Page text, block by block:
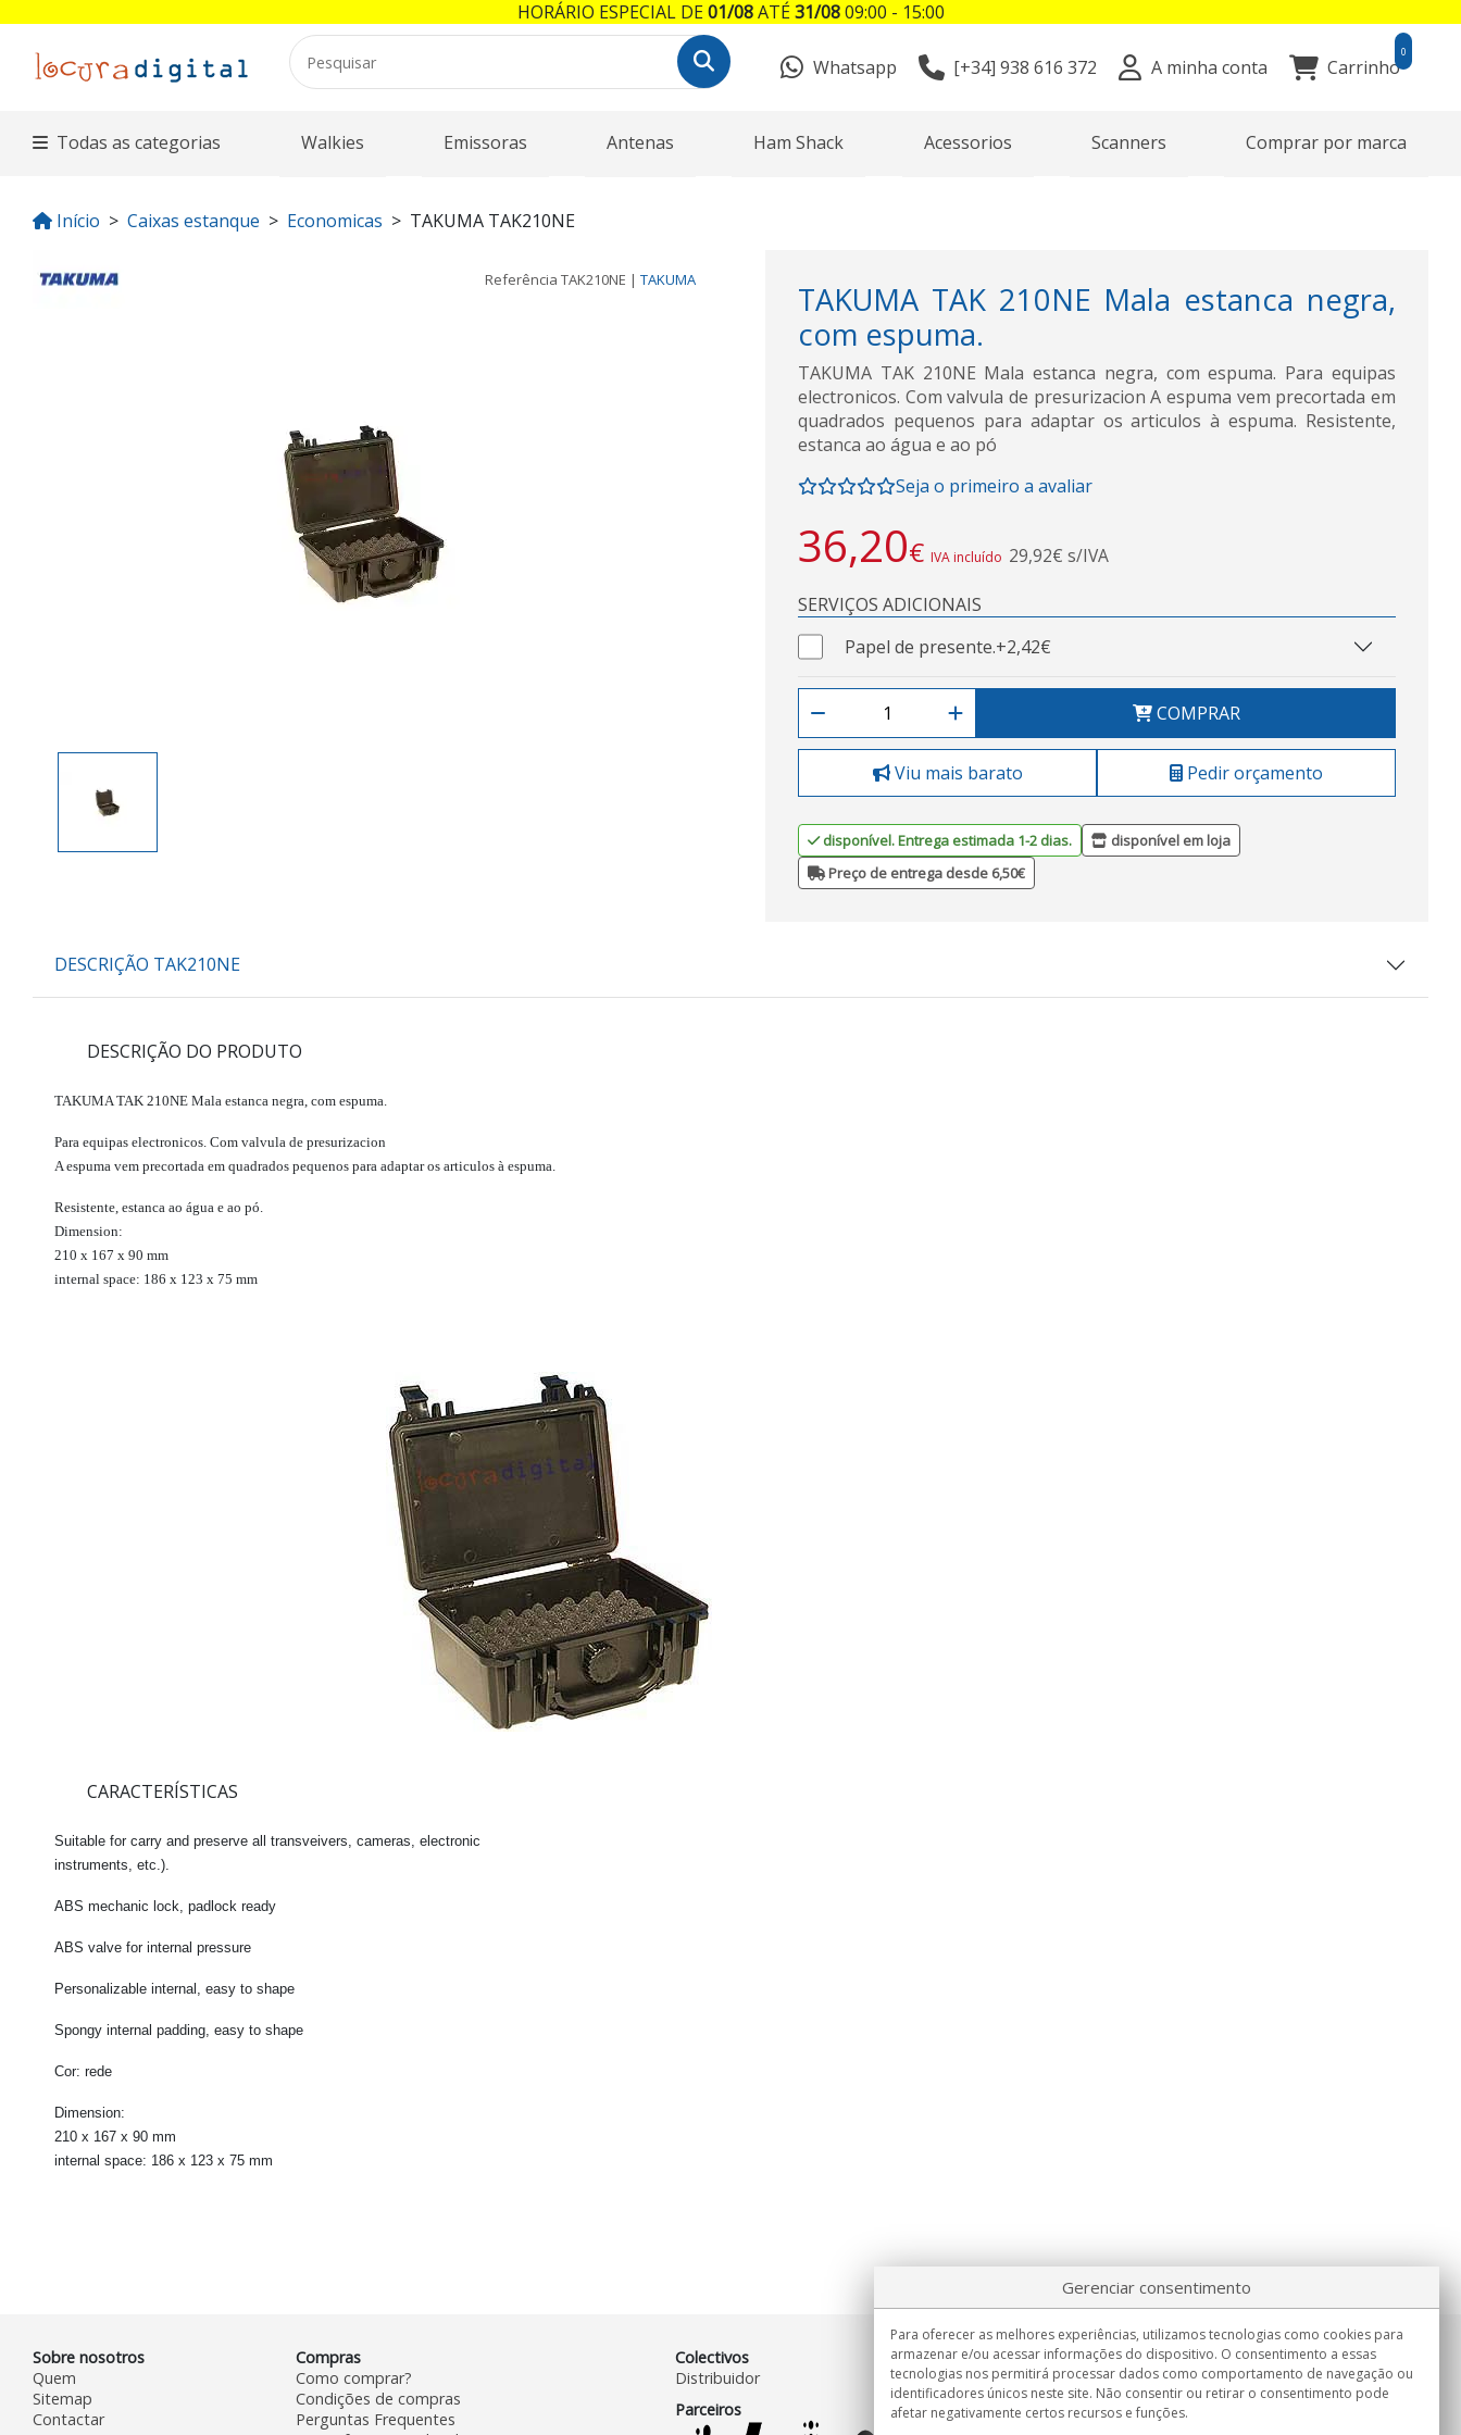
Whatsapp [+34] 938 616 372 A minha conta Carrinho
0
Todas as categorias Walkies Emissoras Antenas Ham Shack Acessorios Scanners Comprar por marca
Início Caixas estanque Economicas TAKUMA TAK210NE
Referência TAK210NE | TAKUMA
TAKUMA TAK 210NE Mala estanca negra,
com espuma.
TAKUMA TAK 210NE Mala estanca negra, com espuma. Para equipas
electronicos. Com valvula de presurizacion A espuma vem precortada em
quadrados pequenos para adaptar os articulos à espuma. Resistente,
estanca ao água e ao pó
Seja o primeiro a avaliar
36,20€ IVA incluído 29,92€ s/IVA
SERVIÇOS ADICIONAIS
Papel de presente.+2,42€
COMPRAR
Viu mais barato Pedir orçamento
disponível. Entrega estimada 1-2 dias.
disponível em loja
Preço de entrega desde 6,50€
DESCRIÇÃO TAK210NE
DESCRIÇÃO DO PRODUTO
TAKUMA TAK 210NE Mala estanca negra, com espuma.
Para equipas electronicos. Com valvula de presurizacion
A espuma vem precortada em quadrados pequenos para adaptar os articulos à espuma.
Resistente, estanca ao água e ao pó.
Dimension:
210 x 167 x 90 mm
internal space: 186 x 123 x 75 mm
CARACTERÍSTICAS
Suitable for carry and preserve all transveivers, cameras, electronic
instruments, etc.).
ABS mechanic lock, padlock ready
ABS valve for internal pressure
Personalizable internal , easy to shape
Spongy internal padding, easy to shape
Cor: rede
Dimension:
210 x 167 x 90 mm
internal space: 186 x 123 x 75 mm
Sobre nosotros
Quem
Sitemap
Contactar
Compras
Como comprar?
Condições de compras
Perguntas Frequentes
Colectivos
Distribuidor
Parceiros
Informação
Seg.-Sex. 9:00h - 15:00h.
Entrega em
Gerenciar consentimento
Para oferecer as melhores experiências, utilizamos tecnologias como cookies para
armazenar e/ou acessar informações do dispositivo. O consentimento a essas
tecnologias nos permitirá processar dados como comportamento de navegação ou
identificadores únicos neste site. Não consentir ou retirar o consentimento pode
afetar negativamente certos recursos e funções.
HORÁRIO ESPECIAL DE01/08ATÉ31/0809:00 - 15:00